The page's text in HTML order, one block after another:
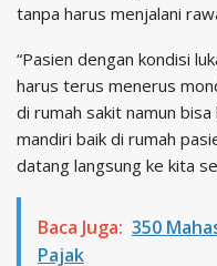
tanpa harus menjalani
“Pasien dengan kondisi
harus terus menerus
di rumah sakit namun
mandiri baik di rumah
datang langsung ke kita
Baca Juga: 350
Pajak